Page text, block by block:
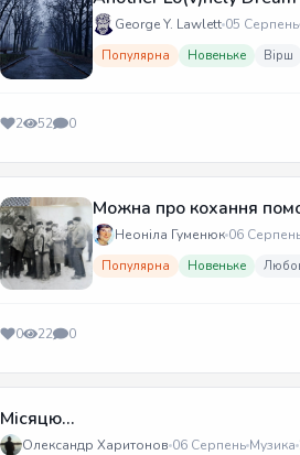
George Y. Lawlett 05 Серпень
Популярна Новеньке Вірш
2 52 0
Можна про кохання
Неоніла Гуменюк 06
Популярна Новеньке
0 22 0
Місяцю...
Олександр Харитонов 06 Серпень Музика